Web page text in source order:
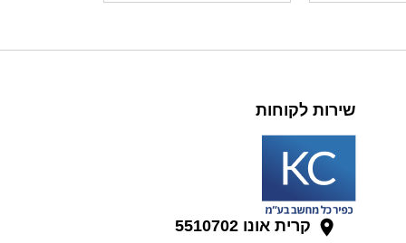
שירות לקוחות
קרית אונו 5510702